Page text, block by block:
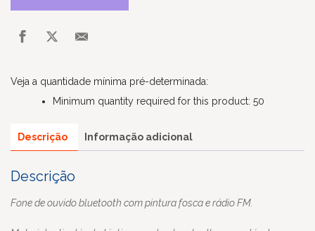
Veja a quantidade mínima pré-determinada:
Minimum quantity required for this product: 50
Descrição Informação adicional
Descrição
Fone de ouvido bluetooth com pintura fosca e rádio FM.